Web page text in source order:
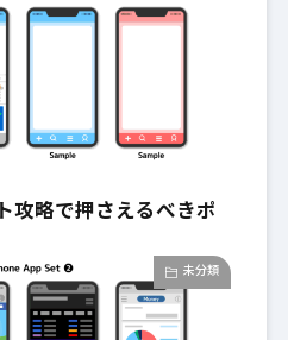
攻略で押さえるべきポ
未分類